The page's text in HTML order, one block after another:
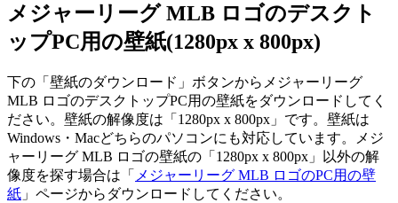
メジャーリーグ MLB ロゴのデスクト
ップPC用の壁紙(1280px x 800px)
下の「壁紙のダウンロード」ボタンからメジャーリーグ
MLB ロゴのデスクトップPC用の壁紙をダウンロードしてく
ださい。壁紙の解像度は「1280px x 800px」です。壁紙は
Windows・Macどちらのパソコンにも対応しています。メジ
ャーリーグ MLB ロゴの壁紙の「1280px x 800px」以外の解
像度を探す場合は「 メジャーリーグ MLB ロゴのPC用の壁
紙 」ページからダウンロードしてください。